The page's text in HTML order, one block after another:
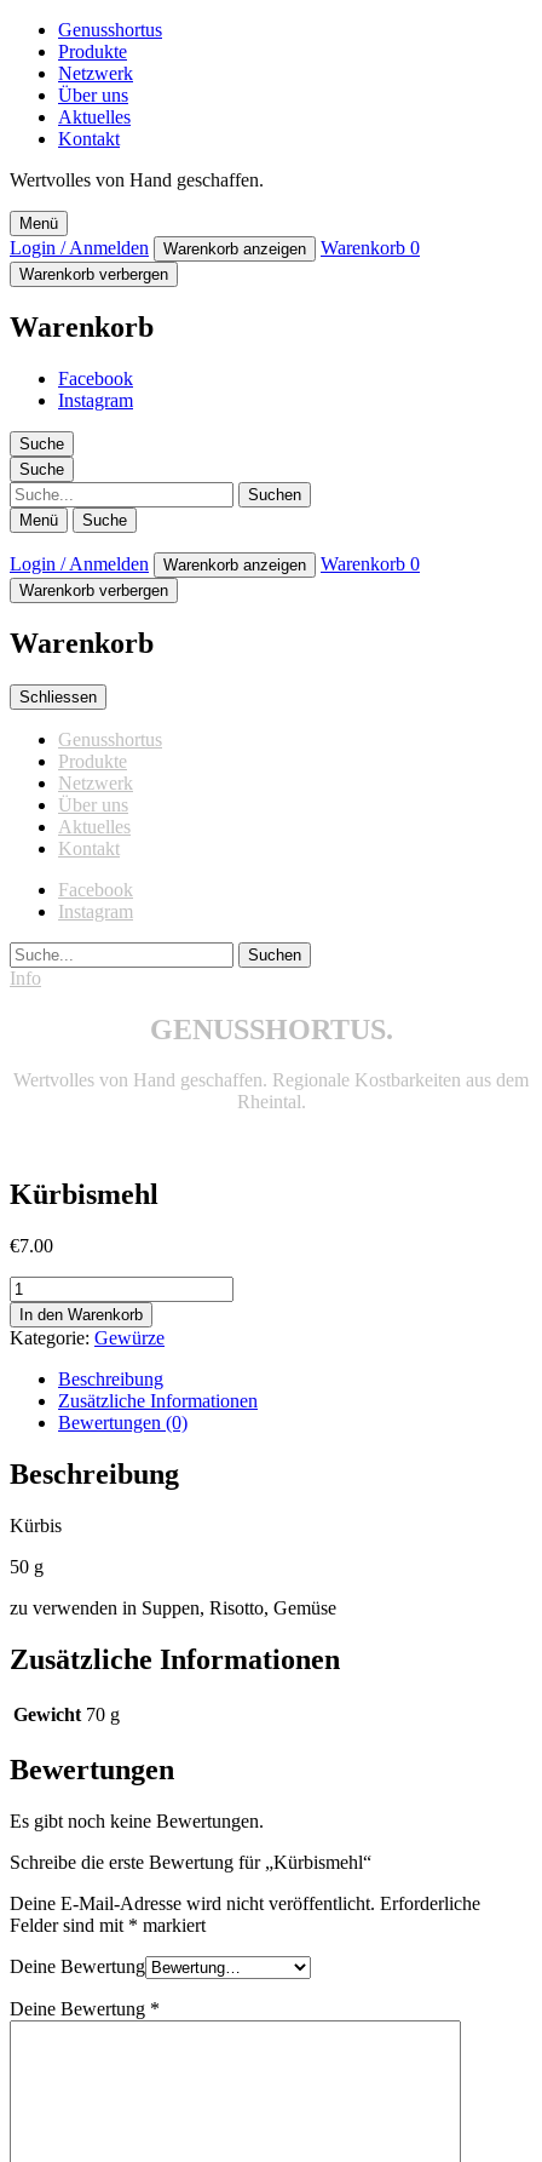
Genusshortus
Produkte
Netzwerk
Über uns
Aktuelles
Kontakt
Wertvolles von Hand geschaffen.
Menü
Login / Anmelden Warenkorb anzeigen Warenkorb 0
Warenkorb verbergen
Warenkorb
Facebook
Instagram
Suche
Suche
Suche
Menü Suche
Login / Anmelden Warenkorb anzeigen Warenkorb 0
Warenkorb verbergen
Warenkorb
Schliessen
Genusshortus
Produkte
Netzwerk
Über uns
Aktuelles
Kontakt
Facebook
Instagram
Suche
Info
GENUSSHORTUS.
Wertvolles von Hand geschaffen. Regionale Kostbarkeiten aus dem
Rheintal.
Kürbismehl
€7.00
Kürbismehl
Menge
In den Warenkorb
Kategorie: Gewürze
Beschreibung
Zusätzliche Informationen
Bewertungen (0)
Beschreibung
Kürbis
50 g
zu verwenden in Suppen, Risotto, Gemüse
Zusätzliche Informationen
Gewicht 70 g
Bewertungen
Es gibt noch keine Bewertungen.
Schreibe die erste Bewertung für „Kürbismehl“
Deine E-Mail-Adresse wird nicht veröffentlicht. Erforderliche
Felder sind mit * markiert
Deine Bewertung
Deine Bewertung *